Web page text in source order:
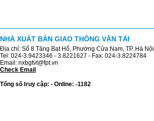
NHÀ XUẤT BẢN GIAO THÔNG VẬN TẢI
Địa chỉ: Số 8 Tăng Bạt Hổ, Phường Cửa Nam, TP. Hà Nội
Tel: 024-3.9423346 - 3.8221627 - Fax: 024-3.8224784
Email: nxbgtvt@fpt.vn
Check Email
Tổng số truy cập: - Online: -1182